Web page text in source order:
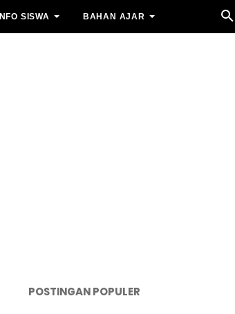
INFO SISWA BAHAN AJAR
POSTINGAN POPULER